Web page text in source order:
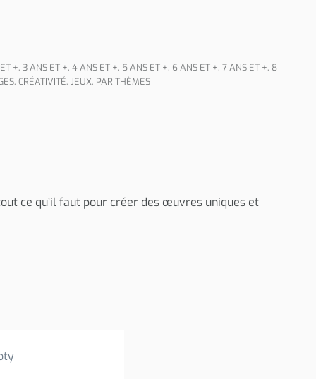
+, 3 ANS ET +, 4 ANS ET +, 5 ANS ET +, 6 ANS ET +, 7 ANS ET +, 8
, CRÉATIVITÉ, JEUX, PAR THÈMES
ce qu’il faut pour créer des œuvres uniques et